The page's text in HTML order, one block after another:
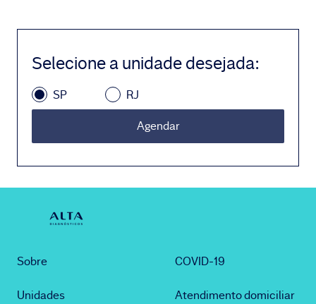
Selecione a unidade desejada:
SP RJ
Agendar
Sobre
Unidades
COVID-19
Atendimento domiciliar